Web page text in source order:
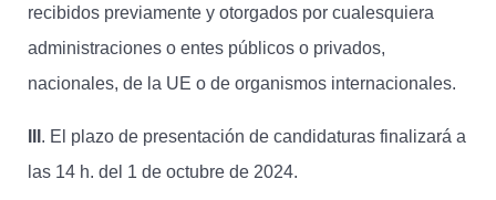
recibidos previamente y otorgados por cualesquiera
administraciones o entes públicos o privados,
nacionales, de la UE o de organismos internacionales.
. El plazo de presentación de candidaturas finalizará a
las 14 h. del 1 de octubre de 2024.